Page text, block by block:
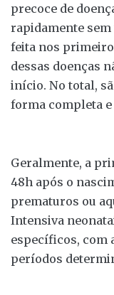
precoce de
rapidamente
feita nos
dessas doenças
início. No total,
forma completa
Geralmente, a
48h após o
prematuros ou
Intensiva
específicos, com
períodos